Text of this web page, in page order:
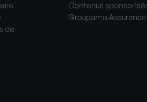
de
Contenus
Groupama Assurance